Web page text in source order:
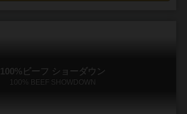
100%ビーフ ショーダウン
100% BEEF SHOWDOWN